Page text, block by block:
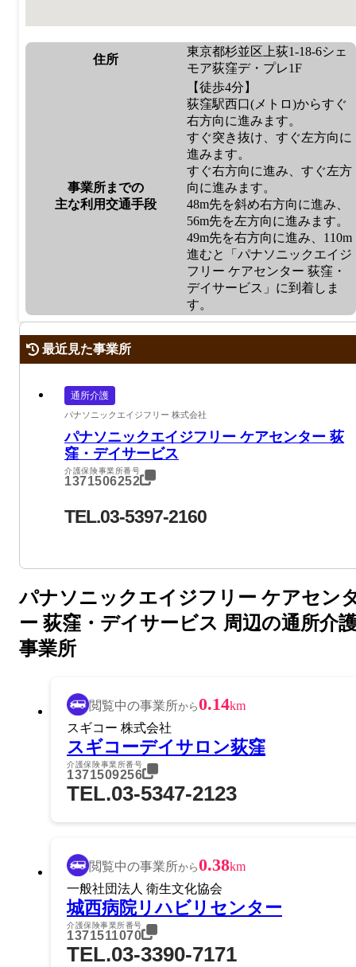
住所
東京都杉並区上荻1-18-6シェ
モア荻窪デ・プレ1F
事業所までの
主な利用交通手段
【徒歩4分】
荻窪駅西口(メトロ)からすぐ
右方向に進みます。
すぐ突き抜け、すぐ左方向に
進みます。
すぐ右方向に進み、すぐ左方
向に進みます。
48m先を斜め右方向に進み、
56m先を左方向に進みます。
49m先を右方向に進み、110m
進むと「パナソニックエイジ
フリー ケアセンター 荻窪・
デイサービス」に到着しま
す。
最近見た事業所
通所介護
パナソニックエイジフリー 株式会社
パナソニックエイジフリー ケアセンター 荻
窪・デイサービス
介護保険事業所番号
1371506252
TEL.03-5397-2160
パナソニックエイジフリー ケアセン
ー 荻窪・デイサービス 周辺の通所介
事業所
閲覧中の事業所から0.14km
スギコー 株式会社
スギコーデイサロン荻窪
介護保険事業所番号
1371509256
TEL.03-5347-2123
閲覧中の事業所から0.38km
一般社団法人 衛生文化協会
城西病院リハビリセンター
介護保険事業所番号
1371511070
TEL.03-3390-7171